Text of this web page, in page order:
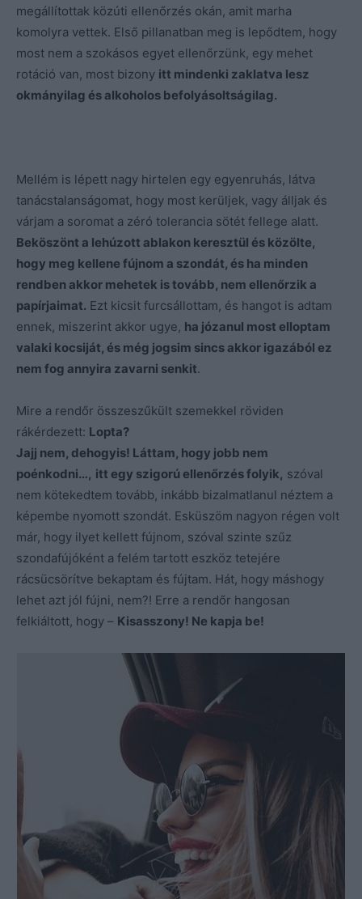
megállítottak közúti ellenőrzés okán, amit marha
komolyra vettek. Első pillanatban meg is lepődtem, hogy
most nem a szokásos egyet ellenőrzünk, egy mehet
rotáció van, most bizony itt mindenki zaklatva lesz
okmányilag és alkoholos befolyásoltságilag.
Mellém is lépett nagy hirtelen egy egyenruhás, látva
tanácstalanságomat, hogy most kerüljek, vagy álljak és
várjam a soromat a zéró tolerancia sötét fellege alatt.
Beköszönt a lehúzott ablakon keresztül és közölte,
hogy meg kellene fújnom a szondát, és ha minden
rendben akkor mehetek is tovább, nem ellenőrzik a
papírjaimat. Ezt kicsit furcsállottam, és hangot is adtam
ennek, miszerint akkor ugye, ha józanul most elloptam
valaki kocsiját, és még jogsim sincs akkor igazából ez
nem fog annyira zavarni senkit.
Mire a rendőr összeszűkült szemekkel röviden
rákérdezett: Lopta?
Jajj nem, dehogyis! Láttam, hogy jobb nem
poénkodni…, itt egy szigorú ellenőrzés folyik, szóval
nem kötekedtem tovább, inkább bizalmatlanul néztem a
képembe nyomott szondát. Esküszöm nagyon régen volt
már, hogy ilyet kellett fújnom, szóval szinte szűz
szondafújóként a felém tartott eszköz tetejére
rácsücsörítve bekaptam és fújtam. Hát, hogy máshogy
lehet azt jól fújni, nem?! Erre a rendőr hangosan
felkiáltott, hogy – Kisasszony! Ne kapja be!